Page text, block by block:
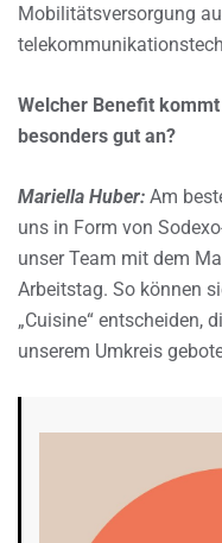
Mobilitätsversorgung
Welcher Benefit
besonders gut an?
Mariella Huber: Am
uns in Form von
unser Team mit dem
Arbeitstag. So können
„Cuisine“ entscheiden,
unserem Umkreis